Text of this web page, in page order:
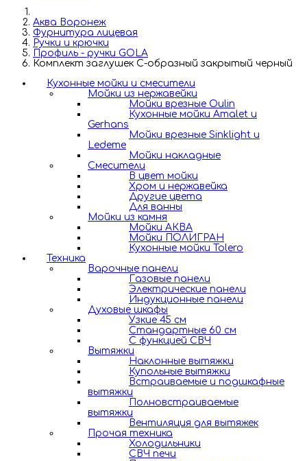
Аква Воронеж
Фурнитура лицевая
Ручки и крючки
Профиль - ручки GOLA
Комплект заглушек С-образный закрытый черный
Кухонные мойки и смесители
Мойки из нержавейки
Мойки врезные Oulin
Кухонные мойки Amalet и
Gerhans
Мойки врезные Sinklight и
Ledeme
Мойки накладные
Смесители
В цвет мойки
Хром и нержавейка
Другие цвета
Для ванны
Мойки из камня
Мойки АКВА
Мойки ПОЛИГРАН
Кухонные мойки Tolero
Техника
Варочные панели
Газовые панели
Электрические панели
Индукционные панели
Духовые шкафы
Узкие 45 см
Стандартные 60 см
С функцией СВЧ
Вытяжки
Наклонные вытяжки
Купольные вытяжки
Встраиваемые и подшкафные
вытяжки
Полновстраиваемые
вытяжки
Вентиляция для вытяжек
Прочая техника
Холодильники
СВЧ печи